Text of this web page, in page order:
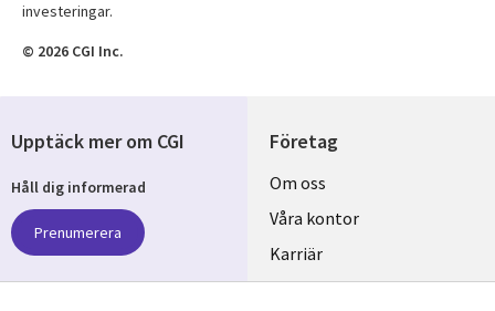
investeringar.
© 2026 CGI Inc.
Företag
Useful
links
SWEDEN
Om oss
Våra kontor
Karriär
Hållbarhet
Upptäck mer om CGI
Håll dig informerad
Prenumerera